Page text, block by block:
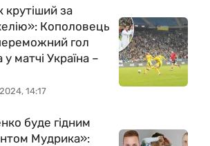
14:17
за
Кополовець
гол
матчі Україна –
буде гідним
Мудрика»: